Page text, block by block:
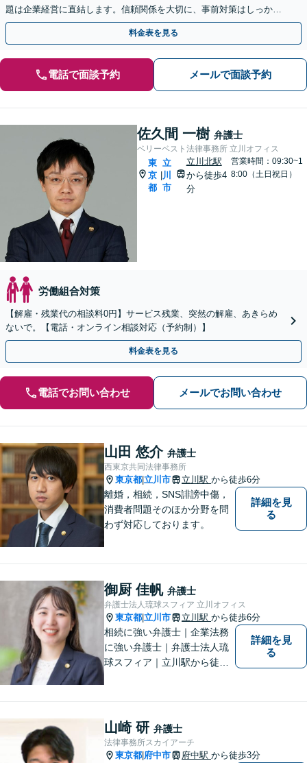
題は企業経営に直結します。信頼関係を大切に、事前対策はしっかり
と、起きたトラブルは最小限に抑えるよう尽力します。
料金表を見る
電話で面談予約 メールで面談予約
佐久間 一樹 弁護士
ベリーベスト法律事務所 立川オフィス
東
京
都
立
川
市
立川北駅
から徒歩4
分
営業時間：09:30~1
8:00（土日祝日）
労働組合対策
【解雇・残業代の相談料0円】サービス残業、突然の解雇、あきらめ
ないで。【電話・オンライン相談対応（予約制）】
料金表を見る
電話でお問い合わせ メールでお問い合わせ
山田 悠介 弁護士
西東京共同法律事務所
東京都 立川市 立川駅 から徒歩6分
離婚，相続，SNS誹謗中傷，
消費者問題そのほか分野を問
わず対応しております。
詳細を見
る
御厨 佳帆 弁護士
弁護士法人琉球スフィア 立川オフィス
東京都 立川市 立川駅 から徒歩6分
相続に強い弁護士｜企業法務
に強い弁護士｜弁護士法人琉
球スフィア｜立川駅から徒歩6
させていただきます！
詳細を見
る
山崎 研 弁護士
法律事務所スカイアーチ
東京都 府中市 府中駅 から徒歩3分